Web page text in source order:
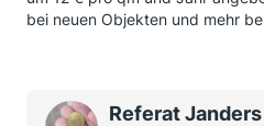
bei neuen Objekten und mehr
Referat Janders